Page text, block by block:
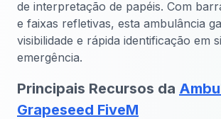
de interpretação de papéis. Com
e faixas refletivas, esta ambulância
visibilidade e rápida identificação em
emergência.
Principais Recursos da
Grapeseed FiveM